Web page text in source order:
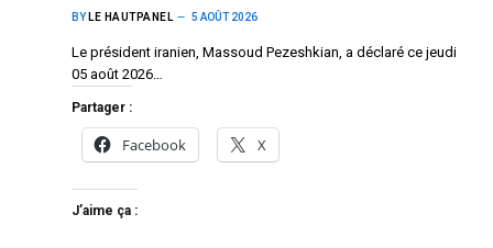
BY LE HAUTPANEL 5 AOÛT 2026
Le président iranien, Massoud Pezeshkian, a déclaré ce jeudi
05 août 2026…
Partager :
Facebook X
J’aime ça :